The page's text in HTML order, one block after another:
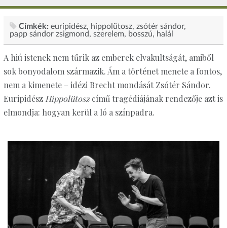
Címkék: euripidész hippolütosz zsótér sándor
papp sándor zsigmond
szerelem, bosszú, halál
A hiú istenek nem tűrik az emberek elvakultságát, amiből
sok bonyodalom származik. Ám a történet menete a fontos,
nem a kimenete – idézi Brecht mondását Zsótér Sándor.
Euripidész Hippolütoszcímű tragédiájának rendezője azt is
elmondja: hogyan kerül a ló a színpadra.